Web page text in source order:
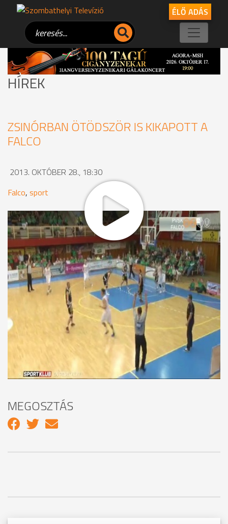
ÉLŐ ADÁS
HÍREK
ZSINÓRBAN ÖTÖDSZÖR IS KIKAPOTT A
FALCO
2013. OKTÓBER 28., 18:30
Falco, sport
Első győzelmére készült a Falco-Trend Optika KC csapata a
pontvadászat ötödik játéknapján Pécsett. Ennek ellenére a
találkozót a hazaiak nyitották jóval magabiztosabban: az első
negyed végén hét, míg a félidő zárásakor már 9 ponttal jártak
előrébb. A harmadik 10 percben aztán elkapta a ritmust a
Falco és ennek köszönhetően a 32. percben már a sárga-
feketék vezettek 64:63-ra. A hajrá viszont már a pécsiek
szája íze szerint alakult, akik 95:86-ra nyerték meg a
mérkőzést. A szombathelyiek továbbra is nyeretlenek a
szezonban és az utolsó előtti helyen állnak. A vasiak
legközelebb pénteken este negyed hétkor lépnek pályára,
amikor is az Alba Fehérvár együttesét fogadják az Aréna
MEGOSZTÁS